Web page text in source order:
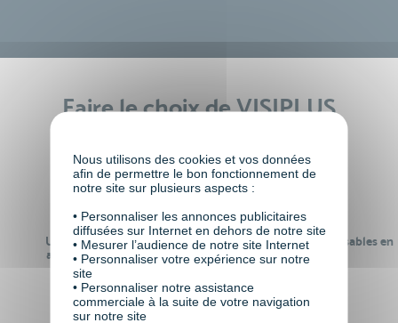
Faire le choix de VISIPLUS
Un réseau de 22 000
anciens participants
100% des formations réalisables en
digital learning
Nous utilisons des cookies et vos données
afin de permettre le bon fonctionnement de
notre site sur plusieurs aspects :
• Personnaliser les annonces publicitaires
diffusées sur Internet en dehors de notre site
• Mesurer l’audience de notre site Internet
• Personnaliser votre expérience sur notre
site
• Personnaliser notre assistance
commerciale à la suite de votre navigation
sur notre site